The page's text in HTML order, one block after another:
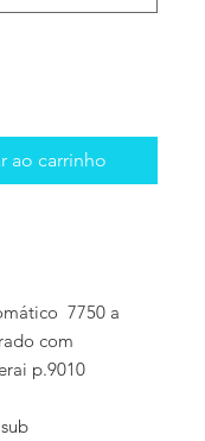
ao carrinho
7750 a
com
p.9010